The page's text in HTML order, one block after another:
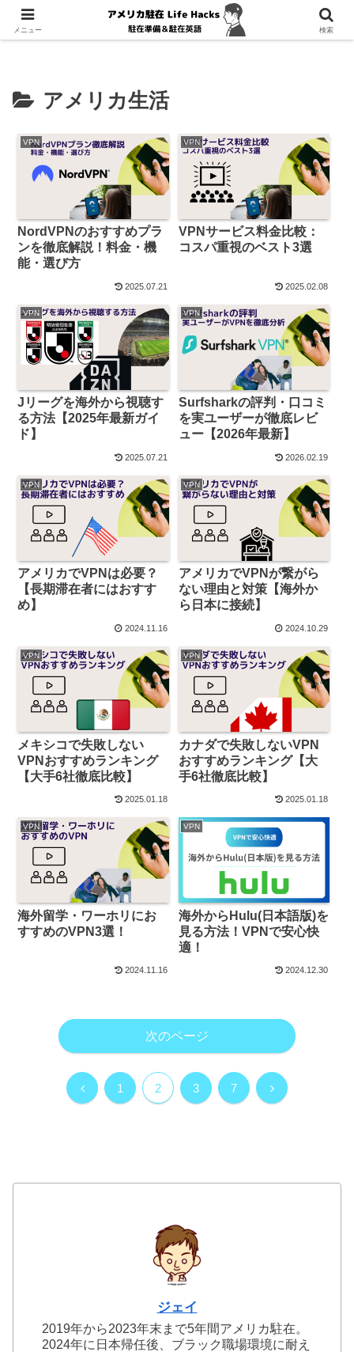
アメリカ生活
アメリカ生活
VPN
NordVPNのおすすめプラ
ンを徹底解説！料金・機
能・選び方
2025.07.21
VPN
VPNサービス料金比較：
コスパ重視のベスト3選
2025.02.08
VPN
Jリーグを海外から視聴す
る方法【2025年最新ガイ
ド】
2025.07.21
VPN
Surfsharkの評判・口コミ
を実ユーザーが徹底レビ
ュー【2026年最新】
2026.02.19
VPN
アメリカでVPNは必要？
【長期滞在者にはおすす
め】
2024.11.16
VPN
アメリカでVPNが繋がら
ない理由と対策【海外か
ら日本に接続】
2024.10.29
VPN
メキシコで失敗しない
VPNおすすめランキング
【大手6社徹底比較】
2025.01.18
VPN
カナダで失敗しないVPN
おすすめランキング【大
手6社徹底比較】
2025.01.18
VPN
海外留学・ワーホリにお
すすめのVPN3選！
2024.11.16
VPN
海外からHulu(日本語版)を
見る方法！VPNで安心快
適！
2024.12.30
次のページ
前 1 2 3 7 次
ジェイ
2019年から2023年末まで5年間アメリカ駐在。
2024年に日本帰任後、ブラック職場環境に耐え
メニュー 検索